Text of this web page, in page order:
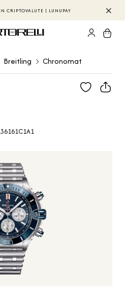
CRIPTOVALUTE | LUNUPAY
Breitling Chronomat